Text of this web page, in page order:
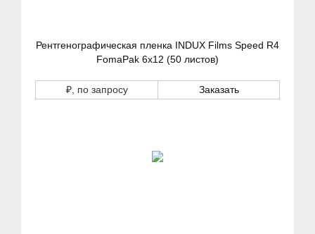
Рентгенографическая пленка INDUX Films Speed R4
FomaPak 6х12 (50 листов)
₽, по запросу Заказать